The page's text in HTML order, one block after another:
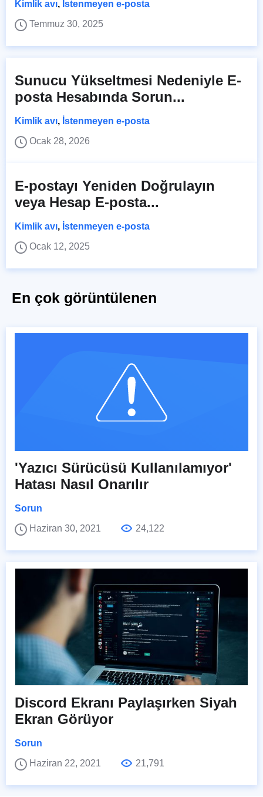
Kimlik avı, İstenmeyen e-posta
Temmuz 30, 2025
Sunucu Yükseltmesi Nedeniyle E-
posta Hesabında Sorun...
Kimlik avı, İstenmeyen e-posta
Ocak 28, 2026
E-postayı Yeniden Doğrulayın
veya Hesap E-posta...
Kimlik avı, İstenmeyen e-posta
Ocak 12, 2025
En çok görüntülenen
'Yazıcı Sürücüsü Kullanılamıyor'
Hatası Nasıl Onarılır
Sorun
Haziran 30, 2021
24,122
Discord Ekranı Paylaşırken Siyah
Ekran Görüyor
Sorun
Haziran 22, 2021
21,791